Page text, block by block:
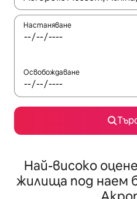
Настаняване
Освобождаване
Най-високо
жилища под наем